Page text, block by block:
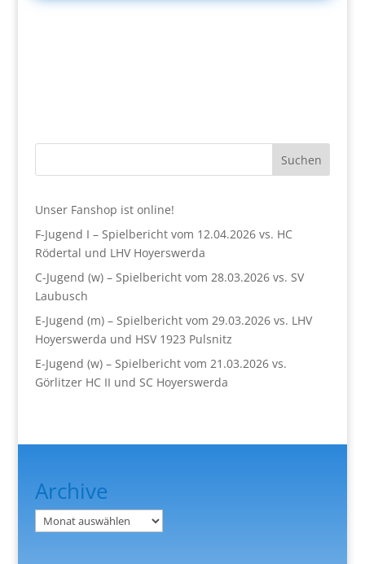
Suchen
Unser Fanshop ist online!
F-Jugend I – Spielbericht vom 12.04.2026 vs. HC
Rödertal und LHV Hoyerswerda
C-Jugend (w) – Spielbericht vom 28.03.2026 vs. SV
Laubusch
E-Jugend (m) – Spielbericht vom 29.03.2026 vs. LHV
Hoyerswerda und HSV 1923 Pulsnitz
E-Jugend (w) – Spielbericht vom 21.03.2026 vs.
Görlitzer HC II und SC Hoyerswerda
Archive
Archiv